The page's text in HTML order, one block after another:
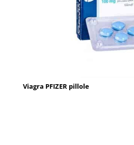
Viagra PFIZER pillole